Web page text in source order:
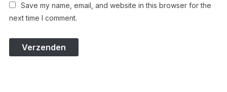
Save my name, email, and website in this browser for the
next time I comment.